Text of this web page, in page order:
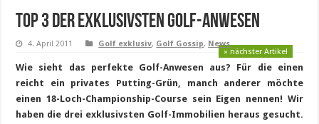
Top 3 der exklusivsten Golf-Anwesen
4. April 2011 Golf exklusiv, Golf Gossip, News
» nächster Artikel
Wie sieht das perfekte Golf-Anwesen aus? Für die einen
reicht ein privates Putting-Grün, manch anderer möchte
einen 18-Loch-Championship-Course sein Eigen nennen! Wir
haben die drei exklusivsten Golf-Immobilien heraus gesucht.